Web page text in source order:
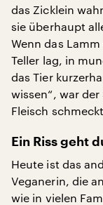
das Zicklein
sie überhaupt
Wenn das
Teller lag, in
das Tier
wissen“, war
Fleisch
Ein Riss geht
Heute ist das
Veganerin, die
wie in vielen